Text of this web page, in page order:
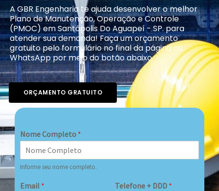
A GBR Engenharia te ajuda desenvolver o melhor
Plano de Manutenção, Operação e Controle
(PMOC) em Santópolis Do Aguapeí - SP. para
atender sua demanda! Faça um orçamento
gratuito pelo formulário no final da página ou
WhatsApp por meio do botão abaixo.
ORÇAMENTO GRATUITO
Nome Completo *
Informe seu nome completo.
Email * Telefone + DDD *